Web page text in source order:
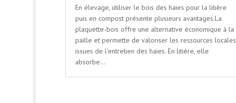
En élevage, utiliser le bois des haies pour la litière
puis en compost présente plusieurs avantages.La
plaquette-bois offre une alternative économique à la
paille et permette de valoriser les ressources locales
issues de l'entretien des haies. En litière, elle
absorbe...